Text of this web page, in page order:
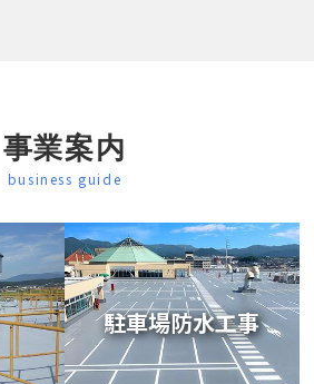
事業案内
business guide
駐車場防水工事